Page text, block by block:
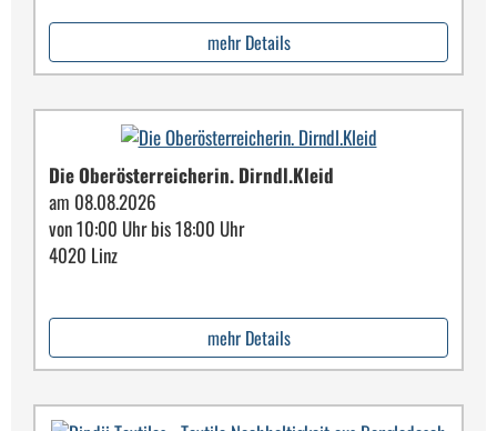
mehr Details
Die Oberösterreicherin. Dirndl.Kleid
am 08.08.2026
von 10:00 Uhr bis 18:00 Uhr
4020 Linz
mehr Details